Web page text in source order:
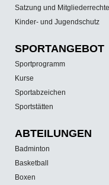
Satzung und Mitgliederrechte
Kinder- und Jugendschutz
SPORT­ANGEBOT
Sportprogramm
Kurse
Sportabzeichen
Sportstätten
ABTEILUNGEN
Badminton
Basketball
Boxen